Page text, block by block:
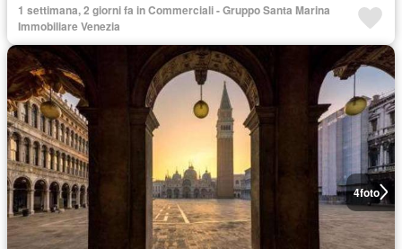
1 settimana, 2 giorni fa in Commerciali - Gruppo Santa Marina
Immobiliare Venezia
4foto